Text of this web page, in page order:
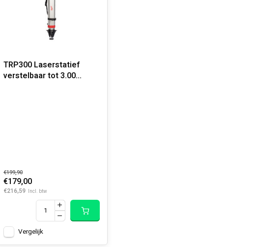
TRP300 Laserstatief
verstelbaar tot 3.00
€199,90
€179,00
€216,59 Incl. btw
Vergelijk